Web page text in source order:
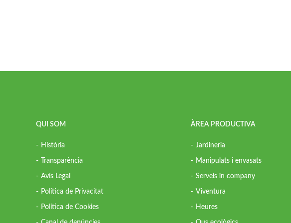
QUI SOM
Història
Transparència
Avís Legal
Política de Privacitat
Política de Cookies
ÀREA PRODUCTIVA
Jardineria
Manipulats i envasats
Serveis in company
Viventura
Heures